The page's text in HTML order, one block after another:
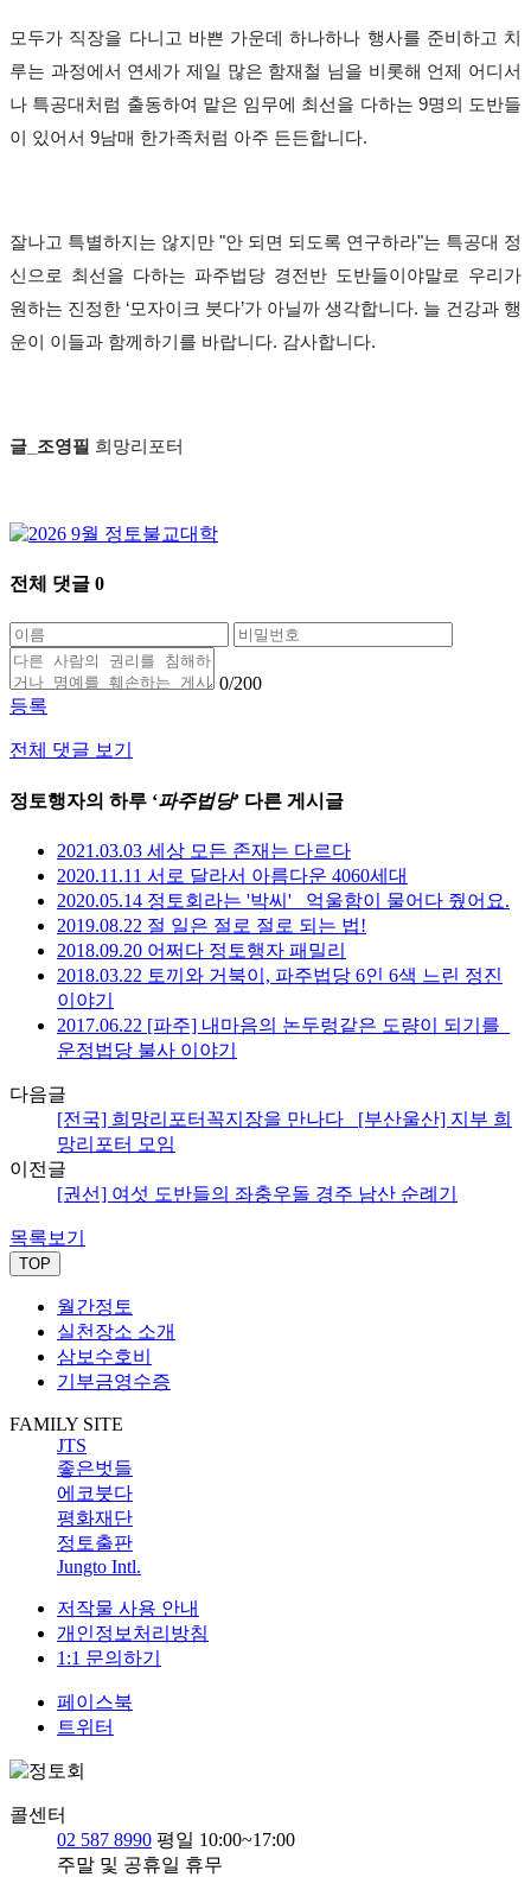
모두가 직장을 다니고 바쁜 가운데 하나하나 행사를 준비하고 치
루는 과정에서 연세가 제일 많은 함재철 님을 비롯해 언제 어디서
나 특공대처럼 출동하여 맡은 임무에 최선을 다하는 9명의 도반들
이 있어서 9남매 한가족처럼 아주 든든합니다.
잘나고 특별하지는 않지만 "안 되면 되도록 연구하라"는 특공대 정
신으로 최선을 다하는 파주법당 경전반 도반들이야말로 우리가
원하는 진정한 ‘모자이크 붓다’가 아닐까 생각합니다. 늘 건강과 행
운이 이들과 함께하기를 바랍니다. 감사합니다.
글 조영필 희망리포터
전체 댓글 0
0/200
등록
전체 댓글 보기
정토행자의 하루 ‘파주법당’ 다른 게시글
2021.03.03 세상 모든 존재는 다르다
2020.11.11 서로 달라서 아름다운 4060세대
2020.05.14 정토회라는 '박씨' _억울함이 물어다 줬어요.
2019.08.22 절 일은 절로 절로 되는 법!
2018.09.20 어쩌다 정토행자 패밀리
2018.03.22 토끼와 거북이, 파주법당 6인 6색 느린 정진
이야기
2017.06.22 [파주] 내마음의 논두렁같은 도량이 되기를_
운정법당 불사 이야기
다음글
[전국] 희망리포터꼭지장을 만나다 _[부산울산] 지부 희
망리포터 모임
이전글
[권선] 여섯 도반들의 좌충우돌 경주 남산 순례기
목록보기
TOP
월간정토
실천장소 소개
삼보수호비
기부금영수증
FAMILY SITE
JTS
좋은벗들
에코붓다
평화재단
정토출판
Jungto Intl.
저작물 사용 안내
개인정보처리방침
1:1 문의하기
페이스북
트위터
콜센터
02 587 8990 평일 10:00~17:00
주말 및 공휴일 휴무